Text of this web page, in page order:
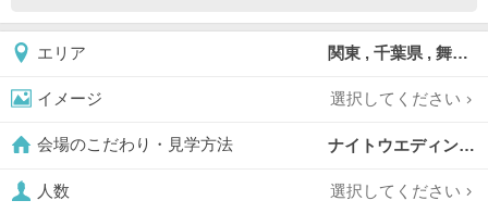
エリア 関東 , 千葉県 , 舞浜
イメージ 選択してください
会場のこだわり・見学方法 ナイトウエディングOK,
人数 選択してください